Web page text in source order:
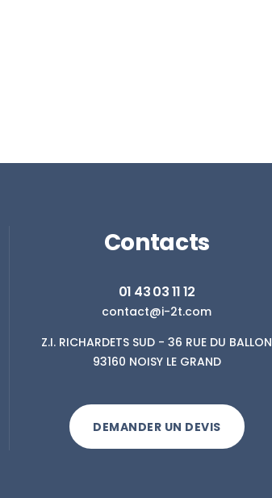
Contacts
01 43 03 11 12
contact@i-2t.com
Z.I. RICHARDETS SUD - 36 RUE DU BALLON
93160 NOISY LE GRAND
DEMANDER UN DEVIS